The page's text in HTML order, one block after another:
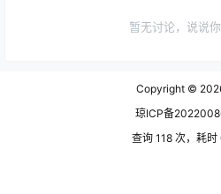
暂无讨论，说说
Copyright ©
琼ICP备
查询 118 次，耗时